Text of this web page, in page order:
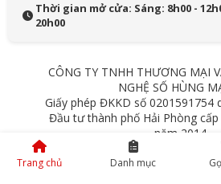
Thời gian mở cửa: Sáng: 8h00 -
20h00
CÔNG TY TNHH THƯƠNG MẠI
NGHỆ SỐ HÙNG
Giấy phép ĐKKD số 0201591754
Đầu tư thành phố Hải Phòng
năm 2014
84 Quán Nam - Lê Chân -
Trang chủ Danh mục